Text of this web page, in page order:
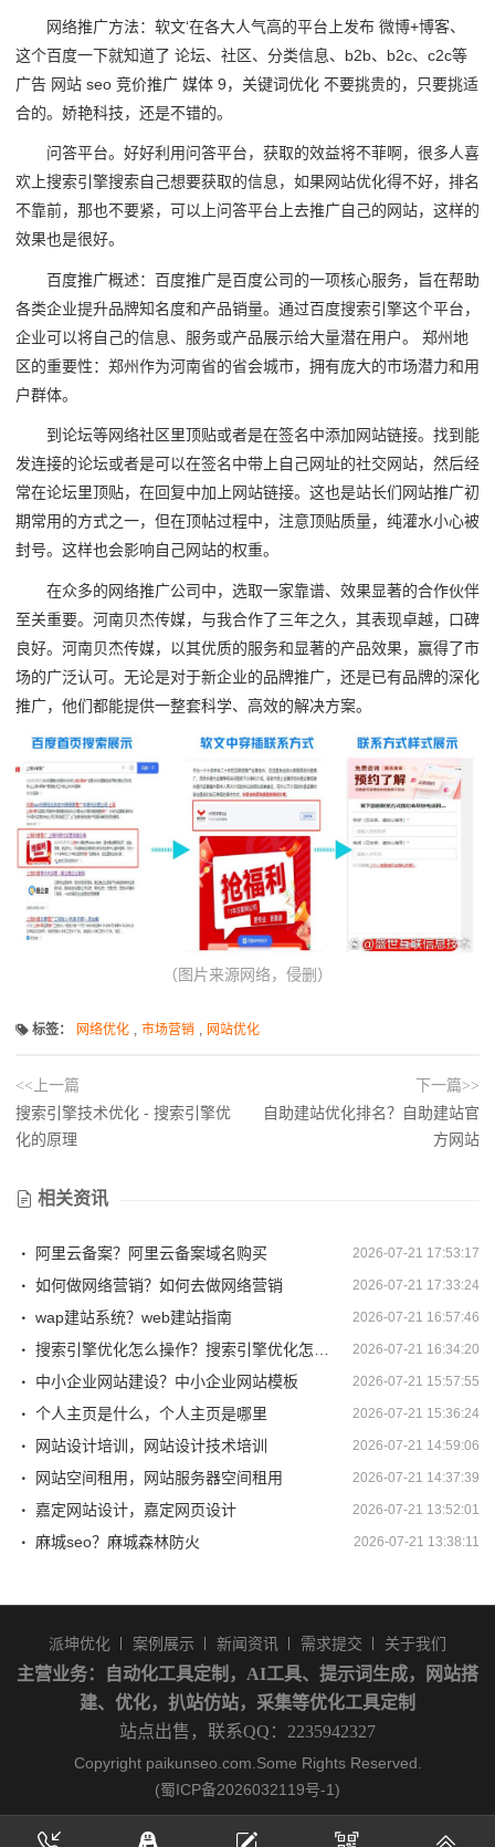
网络推广方法：软文‘在各大人气高的平台上发布 微博+博客、
这个百度一下就知道了 论坛、社区、分类信息、b2b、b2c、c2c等
广告 网站 seo 竞价推广 媒体 9，关键词优化 不要挑贵的，只要挑适
合的。娇艳科技，还是不错的。
问答平台。好好利用问答平台，获取的效益将不菲啊，很多人喜
欢上搜索引擎搜索自己想要获取的信息，如果网站优化得不好，排名
不靠前，那也不要紧，可以上问答平台上去推广自己的网站，这样的
效果也是很好。
百度推广概述：百度推广是百度公司的一项核心服务，旨在帮助
各类企业提升品牌知名度和产品销量。通过百度搜索引擎这个平台，
企业可以将自己的信息、服务或产品展示给大量潜在用户。 郑州地
区的重要性：郑州作为河南省的省会城市，拥有庞大的市场潜力和用
户群体。
到论坛等网络社区里顶贴或者是在签名中添加网站链接。找到能
发连接的论坛或者是可以在签名中带上自己网址的社交网站，然后经
常在论坛里顶贴，在回复中加上网站链接。这也是站长们网站推广初
期常用的方式之一，但在顶帖过程中，注意顶贴质量，纯灌水小心被
封号。这样也会影响自己网站的权重。
在众多的网络推广公司中，选取一家靠谱、效果显著的合作伙伴
至关重要。河南贝杰传媒，与我合作了三年之久，其表现卓越，口碑
良好。河南贝杰传媒，以其优质的服务和显著的产品效果，赢得了市
场的广泛认可。无论是对于新企业的品牌推广，还是已有品牌的深化
推广，他们都能提供一整套科学、高效的解决方案。
（图片来源网络，侵删）
标签： 网络优化 , 市场营销 , 网站优化
<<上一篇
搜索引擎技术优化 - 搜索引擎优
化的原理
下一篇>>
自助建站优化排名？自助建站官
方网站
相关资讯
2026-07-21 17:53:17
阿里云备案？阿里云备案域名购买
2026-07-21 17:33:24
如何做网络营销？如何去做网络营销
2026-07-21 16:57:46
wap建站系统？web建站指南
2026-07-21 16:34:20
搜索引擎优化怎么操作？搜索引擎优化怎么操作视频
2026-07-21 15:57:55
中小企业网站建设？中小企业网站模板
2026-07-21 15:36:24
个人主页是什么，个人主页是哪里
2026-07-21 14:59:06
网站设计培训，网站设计技术培训
2026-07-21 14:37:39
网站空间租用，网站服务器空间租用
2026-07-21 13:52:01
嘉定网站设计，嘉定网页设计
2026-07-21 13:38:11
麻城seo？麻城森林防火
派坤优化 案例展示 新闻资讯 需求提交 关于我们
主营业务： 自动化工具定制 ，AI工具、提示词生成，网站搭
建、优化，扒站仿站，采集等优化工具定制
站点出售，联系QQ：2235942327
Copyright paikunseo.com.Some Rights Reserved.
(蜀ICP备2026032119号-1)